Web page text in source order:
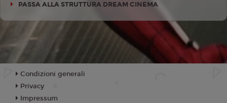
PASSA ALLA STRUTTURA DREAM CINEMA
Condizioni generali
Privacy
Impressum